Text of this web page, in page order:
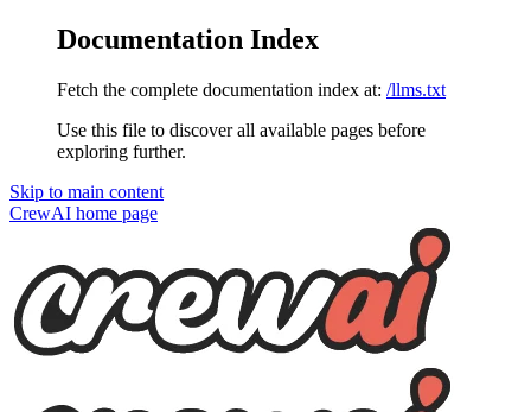
Documentation Index
Fetch the complete documentation index at: /llms.txt
Use this file to discover all available pages before
exploring further.
Skip to main content
CrewAI home page